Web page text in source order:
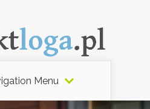
Menu